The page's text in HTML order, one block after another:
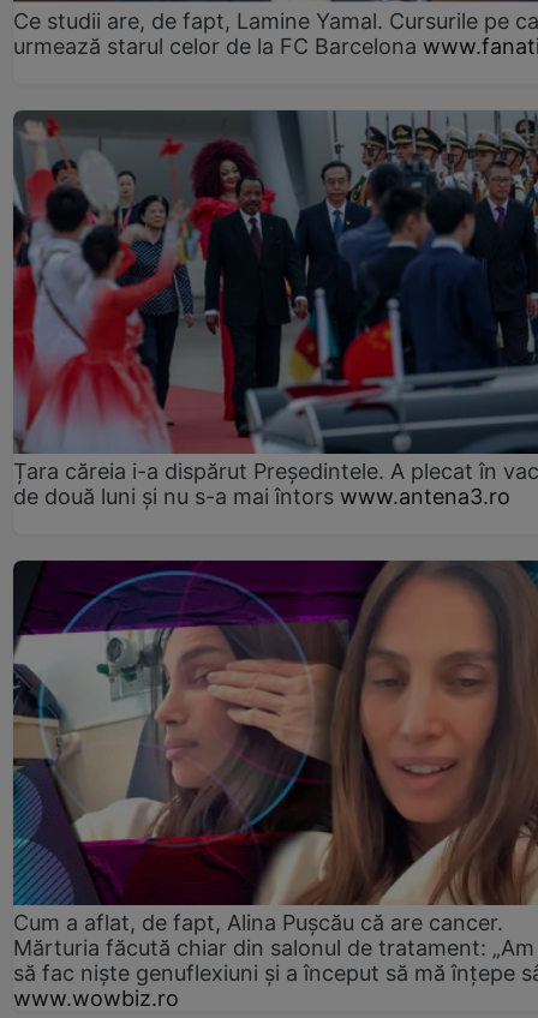
Ce studii are, de fapt, Lamine Yamal. Cursurile pe
urmează starul celor de la FC Barcelona
Țara căreia i-a dispărut Președintele. A plecat în
de două luni și nu s-a mai întors www.antena3.ro
Cum a aflat, de fapt, Alina Pușcău că are cancer.
Mărturia făcută chiar din salonul de tratament:
să fac niște genuflexiuni și a început să mă înțepe
www.wowbiz.ro